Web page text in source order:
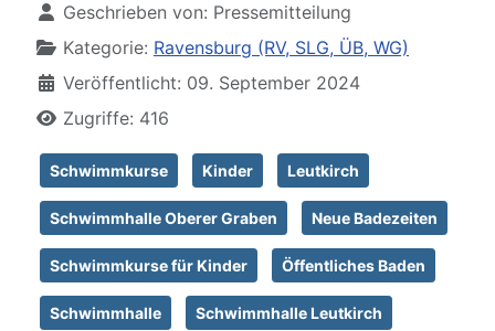
Geschrieben von: Pressemitteilung
Kategorie: Ravensburg (RV, SLG, ÜB, WG)
Veröffentlicht: 09. September 2024
Zugriffe: 416
Schwimmkurse Kinder Leutkirch
Schwimmhalle Oberer Graben Neue Badezeiten
Schwimmkurse für Kinder Öffentliches Baden
Schwimmhalle Schwimmhalle Leutkirch